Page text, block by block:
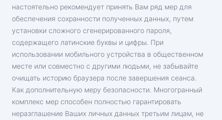
настоятельно рекомендует принять Вам ряд мер для
обеспечения сохранности полученных данных, путем
установки сложного сгенерированного пароля,
содержащего латинские буквы и цифры. При
использовании мобильного устройства в общественном
месте или совместно с другими людьми, не забывайте
очищать историю браузера после завершения сеанса.
Как дополнительную меру безопасности. Многогранный
комплекс мер способен полностью гарантировать
неразглашение Ваших личных данных третьим лицам, не